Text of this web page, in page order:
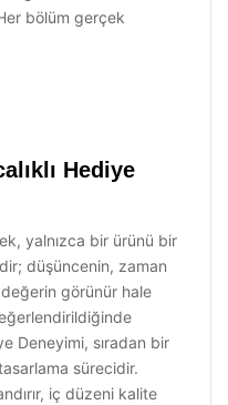
bölüm gerçek
Hediye
yalnızca bir ürünü bir
düşüncenin, zaman
değerin görünür hale
Deneyimi, sıradan bir
sürecidir.
iç düzeni kalite